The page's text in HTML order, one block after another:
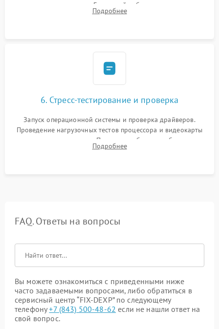
комплектующих в слоты. Грамотный кабель-менеджмент для
обеспечения правильной циркуляции воздуха внутри
Подробнее
6. Стресс-тестирование и проверка
Запуск операционной системы и проверка драйверов.
Проведение нагрузочных тестов процессора и видеокарты
для контроля температур. Проверка работоспособности всех
USB-портов, аудиовыходов и сетевого подключения.
Подробнее
FAQ. Ответы на вопросы
Вы можете ознакомиться с приведенными ниже
часто задаваемыми вопросами, либо обратиться в
сервисный центр “FIX-DEXP” по следующему
телефону+7 (843) 500-48-62 если не нашли ответ на
свой вопрос.